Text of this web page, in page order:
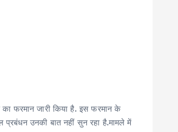
फरमान जारी किया है. इस फरमान के
उनकी बात नहीं सुन रहा है.मामले में